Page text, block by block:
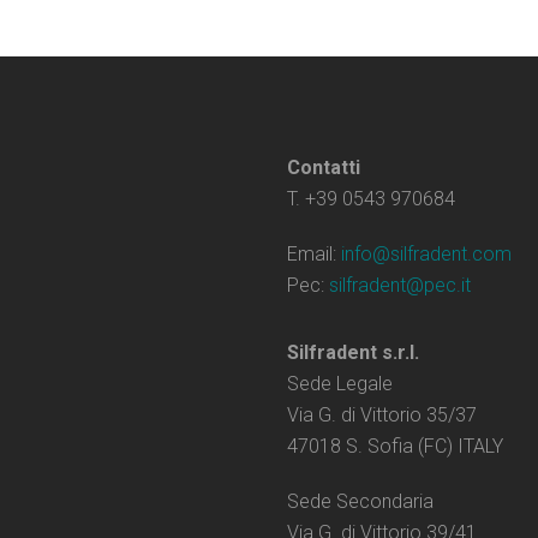
Contatti
T. +39 0543 970684
Email: info@silfradent.com
Pec: silfradent@pec.it
Silfradent s.r.l.
Sede Legale
Via G. di Vittorio 35/37
47018 S. Sofia (FC) ITALY
Sede Secondaria
Via G. di Vittorio 39/41